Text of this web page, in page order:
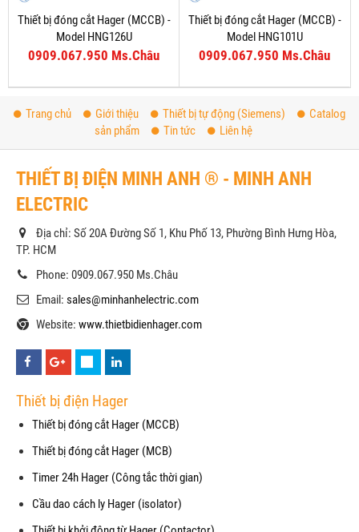
Thiết bị đóng cắt Hager (MCCB) -
Model HNG126U
0909.067.950 Ms.Châu
Thiết bị đóng cắt Hager (MCCB) -
Model HNG101U
0909.067.950 Ms.Châu
Trang chủ Giới thiệu Thiết bị tự động (Siemens)
Catalog
sản phẩm
Tin tức Liên hệ
THIẾT BỊ ĐIỆN MINH ANH ® - MINH ANH
ELECTRIC
Địa chỉ: Số 20A Đường Số 1, Khu Phố 13, Phường Bình Hưng Hòa,
TP. HCM
Phone: 0909.067.950 Ms.Châu
Email: sales@minhanhelectric.com
Website: www.thietbidienhager.com
Thiết bị điện Hager
Thiết bị đóng cắt Hager (MCCB)
Thiết bị đóng cắt Hager (MCB)
Timer 24h Hager (Công tắc thời gian)
Cầu dao cách ly Hager (isolator)